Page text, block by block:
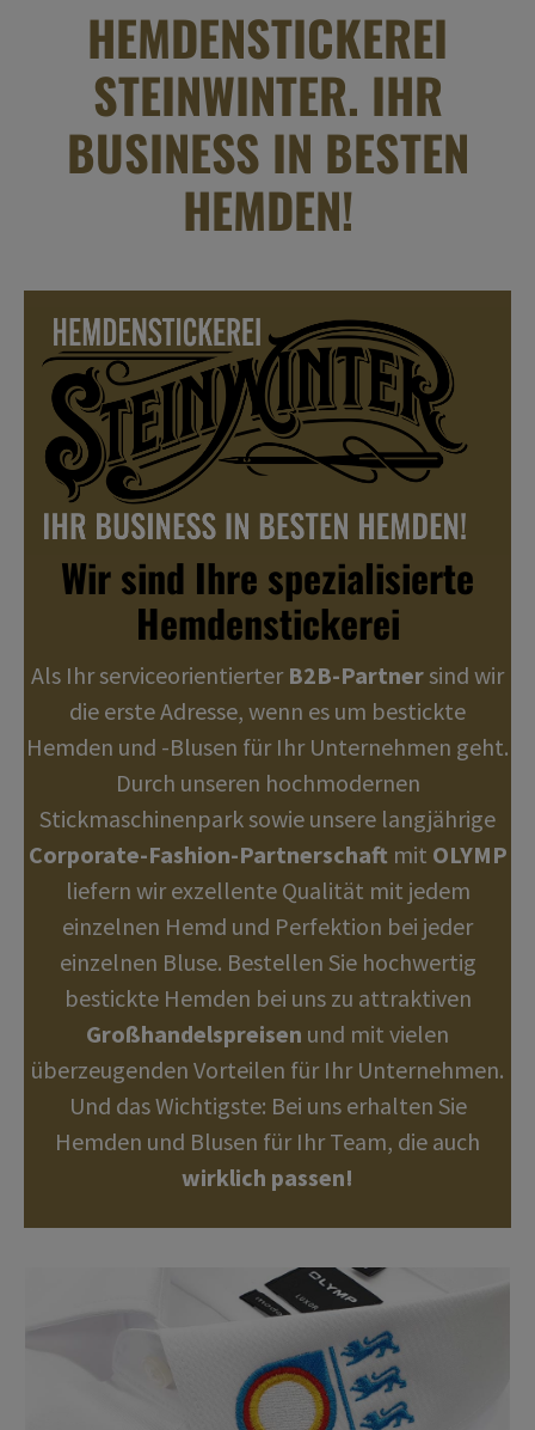
HEMDENSTICKEREI
STEINWINTER. IHR
BUSINESS IN BESTEN
HEMDEN!
Wir sind Ihre spezialisierte
Hemdenstickerei
Als Ihr serviceorientierter B2B-Partnersind wir
die erste Adresse, wenn es um bestickte
Hemden und -Blusen für Ihr Unternehmen geht.
Durch unseren hochmodernen
Stickmaschinenpark sowie unsere langjährige
Corporate-Fashion-Partnerschaftmit OLYMP
liefern wir exzellente Qualität mit jedem
einzelnen Hemd und Perfektion bei jeder
einzelnen Bluse. Bestellen Sie hochwertig
bestickte Hemden bei uns zu attraktiven
Großhandelspreisen und mit vielen
überzeugenden Vorteilen für Ihr Unternehmen.
Und das Wichtigste: Bei uns erhalten Sie
Hemden und Blusen für Ihr Team, die auch
wirklich passen!